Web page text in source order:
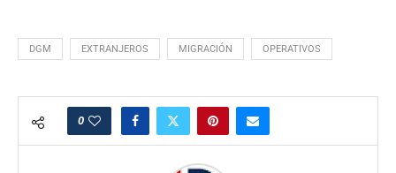
DGM EXTRANJEROS MIGRACIÓN OPERATIVOS
0